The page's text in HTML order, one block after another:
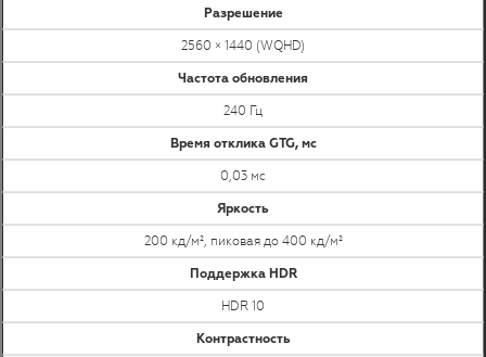
Разрешение
2560 × 1440 (WQHD)
Частота обновления
240 Гц
Время отклика GTG, мс
0,03 мс
Яркость
200 кд/м², пиковая до 400 кд/м²
Поддержка HDR
HDR 10
Контрастность